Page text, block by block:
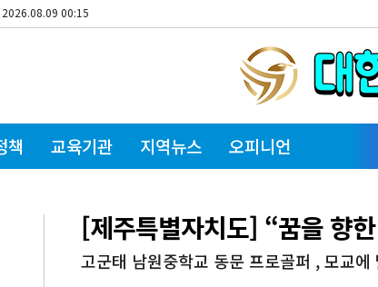
2026.08.09 00:15
책 교육기관 지역뉴스 오피니언
[제주특별자치도] “꿈을 향
고군태 남원중학교 동문 프로골퍼 , 모교